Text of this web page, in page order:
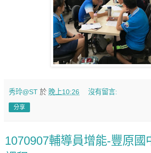
秀玲@ST 於 晚上10:26 沒有留言:
分享
1070907輔導員增能-豐原國